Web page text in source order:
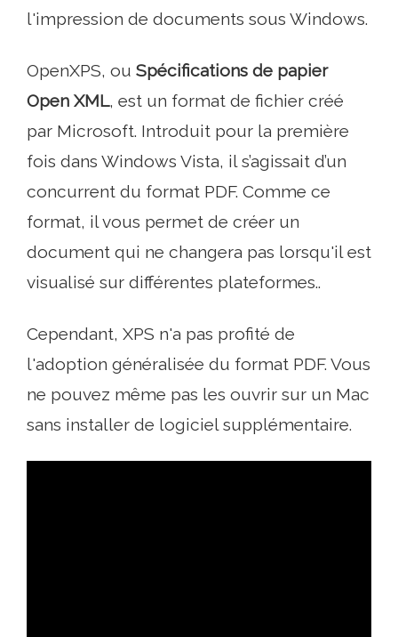
l'impression de documents sous Windows.
OpenXPS, ou Spécifications de papier
Open XML, est un format de fichier créé
par Microsoft. Introduit pour la première
fois dans Windows Vista, il s’agissait d’un
concurrent du format PDF. Comme ce
format, il vous permet de créer un
document qui ne changera pas lorsqu'il est
visualisé sur différentes plateformes..
Cependant, XPS n'a pas profité de
l'adoption généralisée du format PDF. Vous
ne pouvez même pas les ouvrir sur un Mac
sans installer de logiciel supplémentaire.